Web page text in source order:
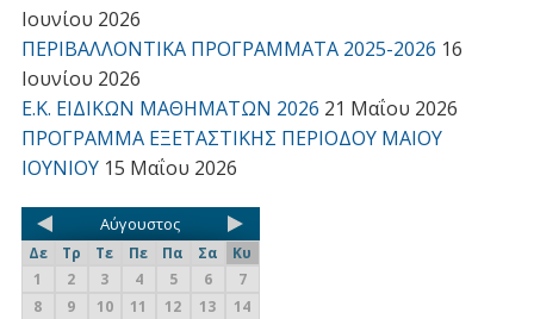
Ιουνίου 2026
ΠΕΡΙΒΑΛΛΟΝΤΙΚΑ ΠΡΟΓΡΑΜΜΑΤΑ 2025-2026 16
Ιουνίου 2026
Ε.Κ. ΕΙΔΙΚΩΝ ΜΑΘΗΜΑΤΩΝ 2026 21 Μαΐου 2026
ΠΡΟΓΡΑΜΜΑ ΕΞΕΤΑΣΤΙΚΗΣ ΠΕΡΙΟΔΟΥ ΜΑΙΟΥ
ΙΟΥΝΙΟΥ 15 Μαΐου 2026
Αύγουστος
Δε Τρ Τε Πε Πα Σα
Κυ
1
2 3 4 5 6
7
8
9 10 11 12 13
14